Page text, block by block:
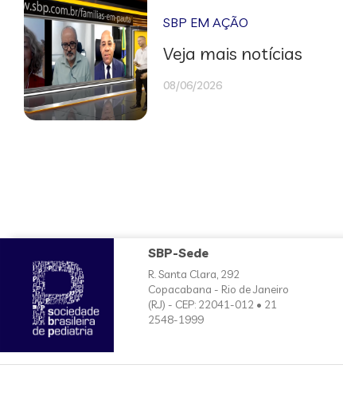
SBP EM AÇÃO
Veja mais notícias
08/06/2026
SBP-Sede
R. Santa Clara, 292
Copacabana - Rio de Janeiro
(RJ) - CEP: 22041-012 • 21
2548-1999